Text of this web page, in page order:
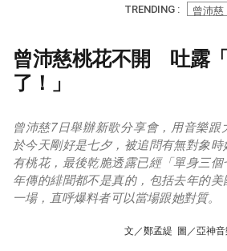
TRENDING : 曾沛慈
曾沛慈桃花不開 吐露
了！」
曾沛慈7日舉辦新歌分享會，用音樂
於今天剛好是七夕，被追問有無對象
有桃花，最後乾脆透露已經「單身三
年傳的緋聞都不是真的，包括去年的
一場，直呼爆料者可以當場跟她對質。
文／鄭孟緹 圖／亞神音